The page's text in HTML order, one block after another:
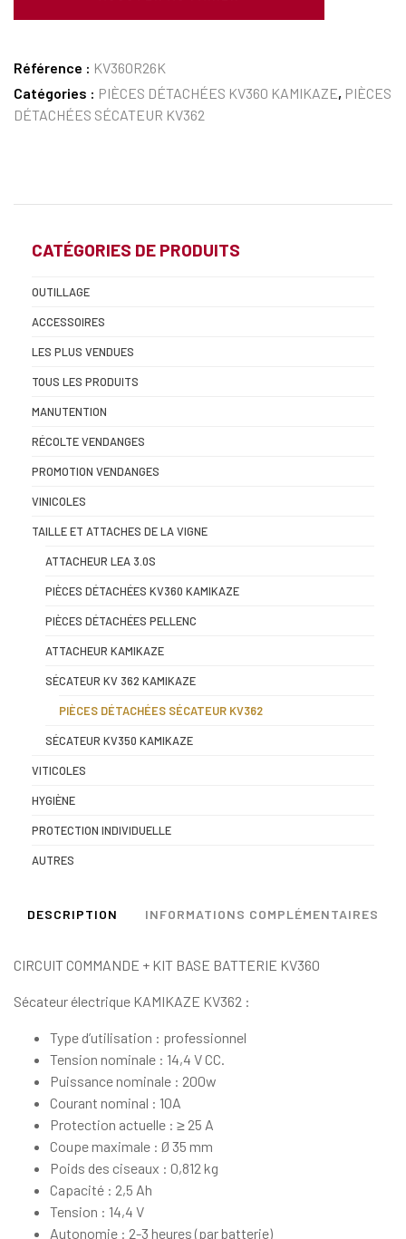
Référence : KV360R26K
Catégories : PIÈCES DÉTACHÉES KV360 KAMIKAZE, PIÈCES
DÉTACHÉES SÉCATEUR KV362
CATÉGORIES DE PRODUITS
OUTILLAGE
ACCESSOIRES
LES PLUS VENDUES
TOUS LES PRODUITS
MANUTENTION
RÉCOLTE VENDANGES
PROMOTION VENDANGES
VINICOLES
TAILLE ET ATTACHES DE LA VIGNE
ATTACHEUR LEA 3.0S
PIÈCES DÉTACHÉES KV360 KAMIKAZE
PIÈCES DÉTACHÉES PELLENC
ATTACHEUR KAMIKAZE
SÉCATEUR KV 362 KAMIKAZE
PIÈCES DÉTACHÉES SÉCATEUR KV362
SÉCATEUR KV350 KAMIKAZE
VITICOLES
HYGIÈNE
PROTECTION INDIVIDUELLE
AUTRES
DESCRIPTION INFORMATIONS COMPLÉMENTAIRES
CIRCUIT COMMANDE + KIT BASE BATTERIE KV360
Sécateur électrique KAMIKAZE KV362 :
Type d’utilisation : professionnel
Tension nominale : 14,4 V CC.
Puissance nominale : 200w
Courant nominal : 10A
Protection actuelle : ≥ 25 A
Coupe maximale : Ø 35 mm
Poids des ciseaux : 0,812 kg
Capacité : 2,5 Ah
Tension : 14,4 V
Autonomie : 2-3 heures (par batterie)